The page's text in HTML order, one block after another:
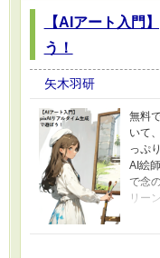
【AIアート入門
う！
矢木羽研
無料
いて
っぷ
AI絵
で念
リー
のを
るか
アル